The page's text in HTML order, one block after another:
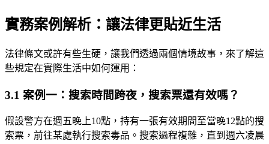
實務案例解析：讓法律更貼近生活
法律條文或許有些生硬，讓我們透過兩個情境故事，來了解這
些規定在實際生活中如何運用：
3.1 案例一：搜索時間跨夜，搜索票還有效嗎？
假設警方在週五晚上10點，持有一張有效期間至當晚12點的搜
索票，前往某處執行搜索毒品。搜索過程複雜，直到週六凌晨